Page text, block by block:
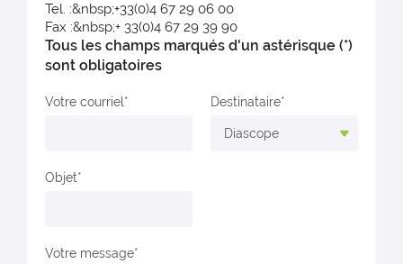
Tel. :&nbsp;+33(0)4 67 29 06 00
Fax :&nbsp;+ 33(0)4 67 29 39 90
Tous les champs marqués d'un astérisque (*)
sont obligatoires
Votre courriel Destinataire
Objet
Votre message